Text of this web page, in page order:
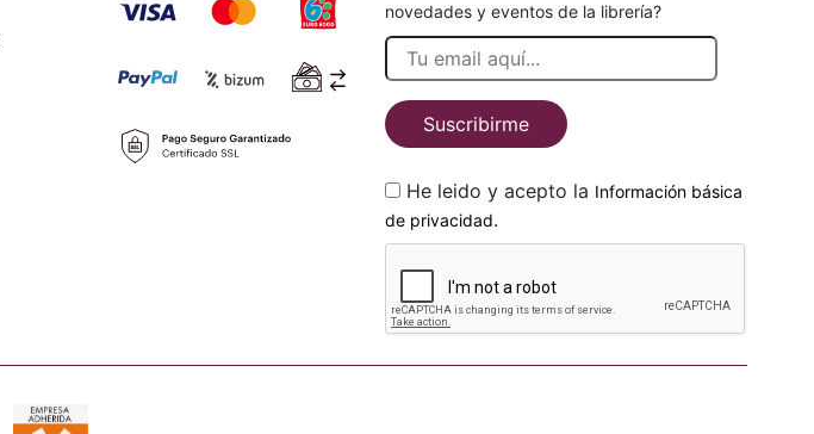
novedades y eventos de la librería?
Suscribirme
He leido y acepto la Información básica
de privacidad.